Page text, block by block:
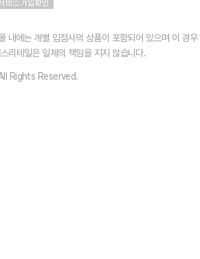
내에는 개별 입점사의 상품이 포함되어 있으며 이 경
리테일은 일체의 책임을 지지 않습니다.
Rights Reserved.